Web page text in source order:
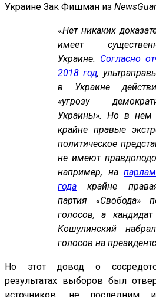
Украине Зак Фишман из
«Нет никаких
имеет
Украине. Согласно
2018 год,
в Украине
«угрозу
Украины». Но в нем
крайне правые
политическое
не имеют
например, на
года крайне
партия «Свобода»
голосов, а
Кошулинский
голосов на
Но этот довод о
результатах выборов был